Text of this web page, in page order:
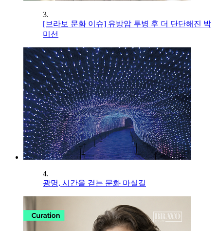
3.
[브라보 문화 이슈] 유방암 투병 후 더 단단해진 박
미선
4.
광명, 시간을 걷는 문화 마실길